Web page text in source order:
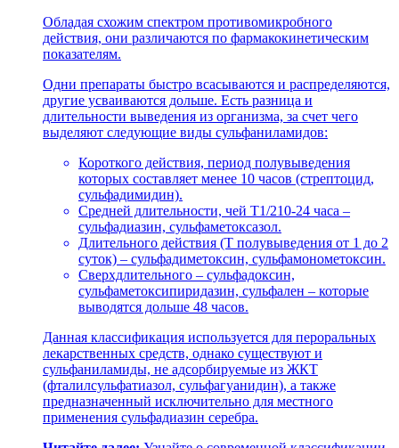
Обладая схожим спектром противомикробного
действия, они различаются по фармакокинетическим
показателям.
Одни препараты быстро всасываются и распределяются,
другие усваиваются дольше. Есть разница и
длительности выведения из организма, за счет чего
выделяют следующие виды сульфаниламидов:
Короткого действия, период полувыведения
которых составляет менее 10 часов (стрептоцид,
сульфадимидин).
Средней длительности, чей Т1/210-24 часа –
сульфадиазин, сульфаметоксазол.
Длительного действия (Т полувыведения от 1 до 2
суток) – сульфадиметоксин, сульфамонометоксин.
Сверхдлительного – сульфадоксин,
сульфаметоксипиридазин, сульфален – которые
выводятся дольше 48 часов.
Данная классификация используется для пероральных
лекарственных средств, однако существуют и
сульфаниламиды, не адсорбируемые из ЖКТ
(фталилсульфатиазол, сульфагуанидин), а также
предназначенный исключительно для местного
применения сульфадиазин серебра.